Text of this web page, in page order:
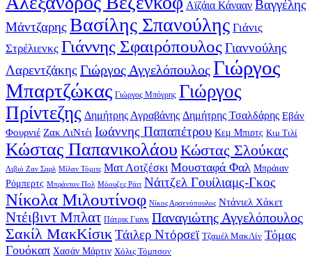
Αϊζάια Κάνααν Βαγγέλης
Μάντζαρης Βασίλης Σπανούλης Γιάνις
Στρέλιενκς Γιάννης ΣφαιρόπουλοςΓιαννούλης
Λαρεντζάκης Γιώργος ΑγγελόπουλοςΓιώργος
Μπαρτζώκας Γιώργος Μπόγρης Γιώργος
Πρίντεζης Δημήτρης Αγραβάνης Δημήτρης Τσαλδάρης Εβάν
Φουρνιέ Ζακ ΛιΝτέι Ιωάννης Παπαπέτρου Κεμ Μπιρτς Κιμ Τιλί
Κώστας Παπανικολάου Κώστας Σλούκας
Λιβιό Ζαν Σαρλ Μίλαν Τόμιτς Ματ Λοτζέσκι Μουσταφά Φαλ Μπράιαν
Ρόμπερτς Μπράντον Πολ Μόουζες Ράιτ Νάιτζελ Γουίλιαμς-Γκος
Νίκολα Μιλουτίνοφ Νίκος Αρσενόπουλος Ντάνιελ Χάκετ
Ντέιβιντ Μπλατ Πάτρικ Γιανκ Παναγιώτης Αγγελόπουλος
Σακίλ ΜακΚίσικ Τάιλερ Ντόρσεϊ Τζαμέλ ΜακΛίν Τόμας
Γουόκαπ Χασάν Μάρτιν Χόλις Τόμπσον